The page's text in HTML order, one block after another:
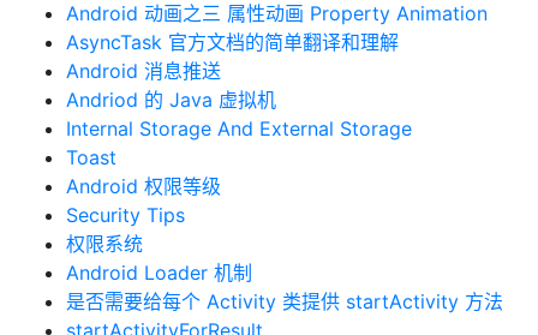
Android 动画之三 属性动画 Property Animation
AsyncTask 官方文档的简单翻译和理解
Android 消息推送
Andriod 的 Java 虚拟机
Internal Storage And External Storage
Toast
Android 权限等级
Security Tips
权限系统
Android Loader 机制
是否需要给每个 Activity 类提供 startActivity 方法
startActivityForResult